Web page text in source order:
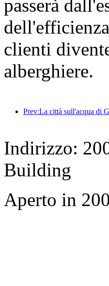
passerà
clienti
alberghiere.
Indirizzo:
Building
Aperto in